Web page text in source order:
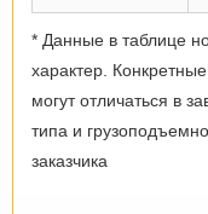
* Данные в таблице
характер.
могут отличаться в
типа и
заказчика